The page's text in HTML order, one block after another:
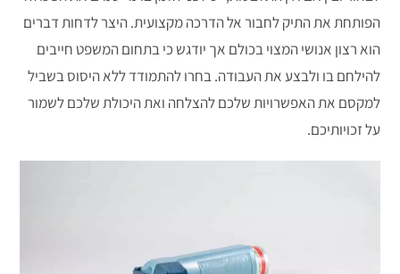
הפותחת את התיק לחבור אל הדרכה מקצועית. היצר לדחות דברים
הוא רצון אנושי המצוי בכולם אך יודגש כי בתחום המשפט חייבים
להילחם בו ולבצע את העבודה. בחרו להתמודד ללא היסוס בשביל
למקסם את האפשרויות שלכם להצלחה ואת היכולת שלכם לשמור
על זכויותיכם.